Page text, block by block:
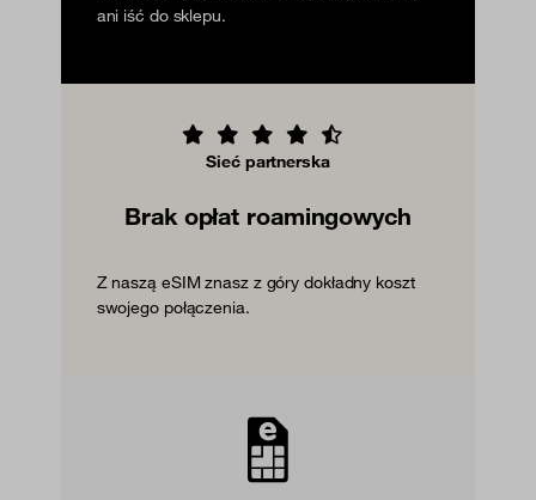
ani iść do sklepu.
Sieć partnerska
Brak opłat roamingowych
Z naszą eSIM znasz z góry dokładny koszt
swojego połączenia.